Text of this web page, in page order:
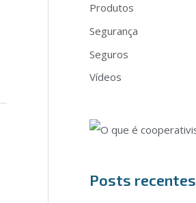
Produtos
Segurança
Seguros
Vídeos
Posts recentes